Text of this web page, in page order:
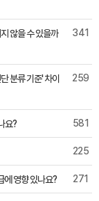
않을 수 있을까
341
분류 기준' 차이
259
요? 581
225
에 영향 있나요? 271